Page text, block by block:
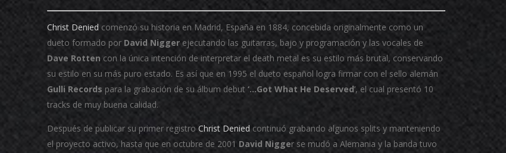
Christ Denied comenzó su historia en Madrid, España en 1884, concebida originalmente como un
dueto formado por David Nigger ejecutando las guitarras, bajo y programación y las vocales de
Dave Rotten con la única intención de interpretar el death metal es su estilo más brutal, conservando
su estilo en su más puro estado. Es así que en 1995 el dueto español logra firmar con el sello alemán
Gulli Records para la grabación de su álbum debut ‘…Got What He Deserved’, el cual presentó 10
tracks de muy buena calidad.
Después de publicar su primer registro Christ Denied continuó grabando algunos splits y manteniendo
el proyecto activo, hasta que en octubre de 2001 David Nigger se mudó a Alemania y la banda tuvo